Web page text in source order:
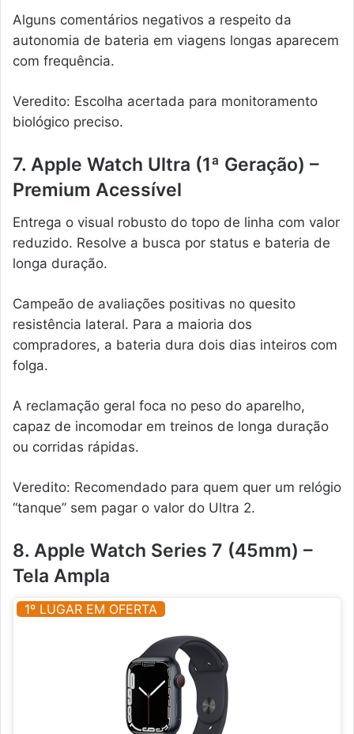
Alguns comentários negativos a respeito da
autonomia de bateria em viagens longas aparecem
com frequência.
Veredito: Escolha acertada para monitoramento
biológico preciso.
7. Apple Watch Ultra (1ª Geração) –
Premium Acessível
Entrega o visual robusto do topo de linha com valor
reduzido. Resolve a busca por status e bateria de
longa duração.
Campeão de avaliações positivas no quesito
resistência lateral. Para a maioria dos
compradores, a bateria dura dois dias inteiros com
folga.
A reclamação geral foca no peso do aparelho,
capaz de incomodar em treinos de longa duração
ou corridas rápidas.
Veredito: Recomendado para quem quer um relógio
“tanque” sem pagar o valor do Ultra 2.
8. Apple Watch Series 7 (45mm) –
Tela Ampla
1º LUGAR EM OFERTA